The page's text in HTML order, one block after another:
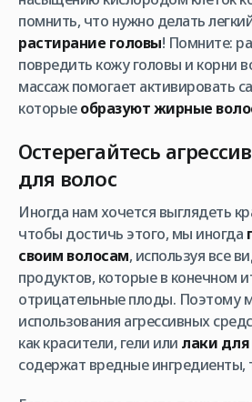
помнить, что нужно делать
растирание головы! Помните:
повредить кожу головы и корни
массаж помогает активировать
которыеобразуют жирные
Остерегайтесь
для волос
Иногда нам хочется выглядеть
чтобы достичь этого, мы иногда
своим волосам, используя все
продуктов, которые в конечном
отрицательные плоды. Поэтому
использования агрессивных
как красители, гели или лаки для
содержат вредные ингредиенты,